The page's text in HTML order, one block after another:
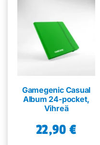
Gamegenic Casual
Album 24-pocket,
Vihreä
22,90 €